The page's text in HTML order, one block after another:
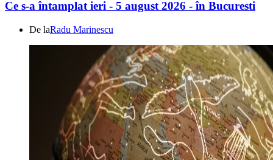
Ce s-a întamplat ieri - 5 august 2026 - în Bucuresti
De laRadu Marinescu